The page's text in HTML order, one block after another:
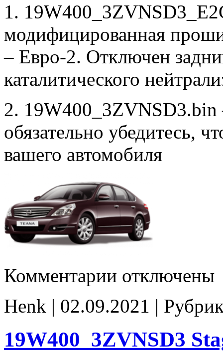
1.
модифицированная
– Евро-2. Отключен
каталитического
2. 19W400_3ZVNSD3.bin
обязательно убедитесь,
вашего автомобиля
Комментарии записи
noCHK
отключены
Henk | 02.09.2021 |
19W400_3ZVNSD3